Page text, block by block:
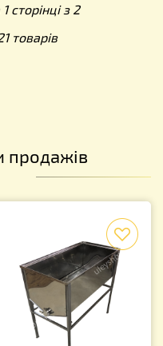
сторінці з 2
товарів
продажів